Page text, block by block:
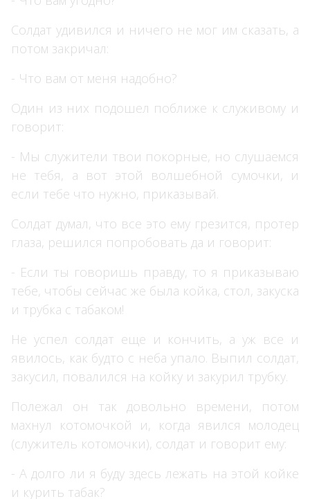
Солдат удивился и ничего не мог им сказать, а
потом закричал:
- Что вам от меня надобно?
Один из них подошел поближе к служивому и
говорит:
- Мы служители твои покорные, но слушаемся
не тебя, а вот этой волшебной сумочки, и
если тебе что нужно, приказывай.
Солдат думал, что все это ему грезится, протер
глаза, решился попробовать да и говорит:
- Если ты говоришь правду, то я приказываю
тебе, чтобы сейчас же была койка, стол, закуска
и трубка с табаком!
Не успел солдат еще и кончить, а уж все и
явилось, как будто с неба упало. Выпил солдат,
закусил, повалился на койку и закурил трубку.
Полежал он так довольно времени, потом
махнул котомочкой и, когда явился молодец
(служитель котомочки), солдат и говорит ему:
- А долго ли я буду здесь лежать на этой койке
и курить табак?